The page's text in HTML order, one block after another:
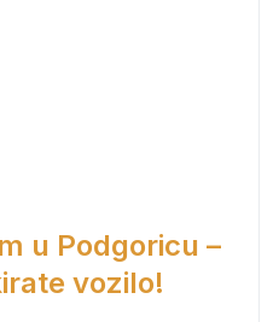
u Podgoricu –
vozilo!